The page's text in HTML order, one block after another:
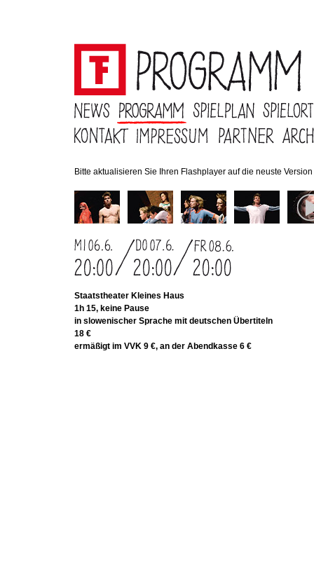
Bitte aktualisieren Sie Ihren Flashplayer auf die neuste Version
Staatstheater Kleines Haus
1h 15, keine Pause
in slowenischer Sprache mit deutschen Übertiteln
18 €
ermäßigt im VVK 9 €, an der Abendkasse 6 €